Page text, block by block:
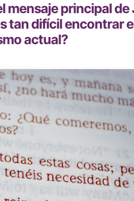
mensaje principal de
tan difícil encontrar
actual?